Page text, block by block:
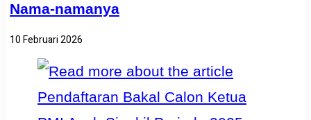
Nama-namanya
10 Februari 2026